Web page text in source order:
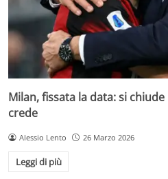
Milan, fissata la data: si
crede
Alessio Lento 26 Marzo 2026
Leggi di più